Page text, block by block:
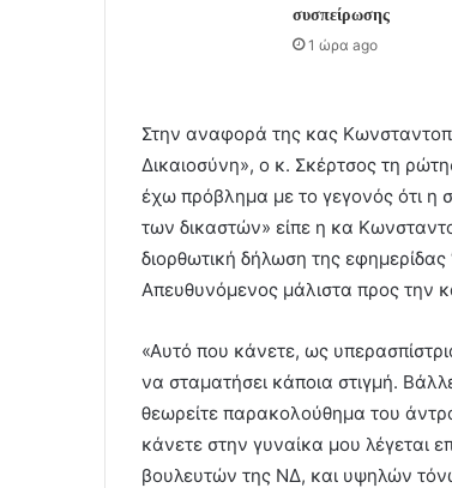
συσπείρωσης
1 ώρα ago
Στην αναφορά της κας
Δικαιοσύνη», ο κ. Σκέρτσος τη
έχω πρόβλημα με το γεγονός ότι η
των δικαστών» είπε η κα
διορθωτική δήλωση της εφημερίδας
Απευθυνόμενος μάλιστα προς την
«Αυτό που κάνετε, ως
να σταματήσει κάποια στιγμή.
θεωρείτε παρακολούθημα του
κάνετε στην γυναίκα μου λέγεται
βουλευτών της ΝΔ, και υψηλών